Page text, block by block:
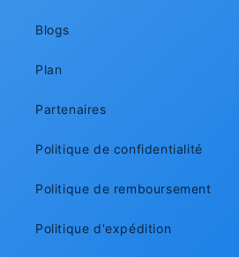
Blogs
Plan
Partenaires
Politique de confidentialité
Politique de remboursement
Politique d'expédition